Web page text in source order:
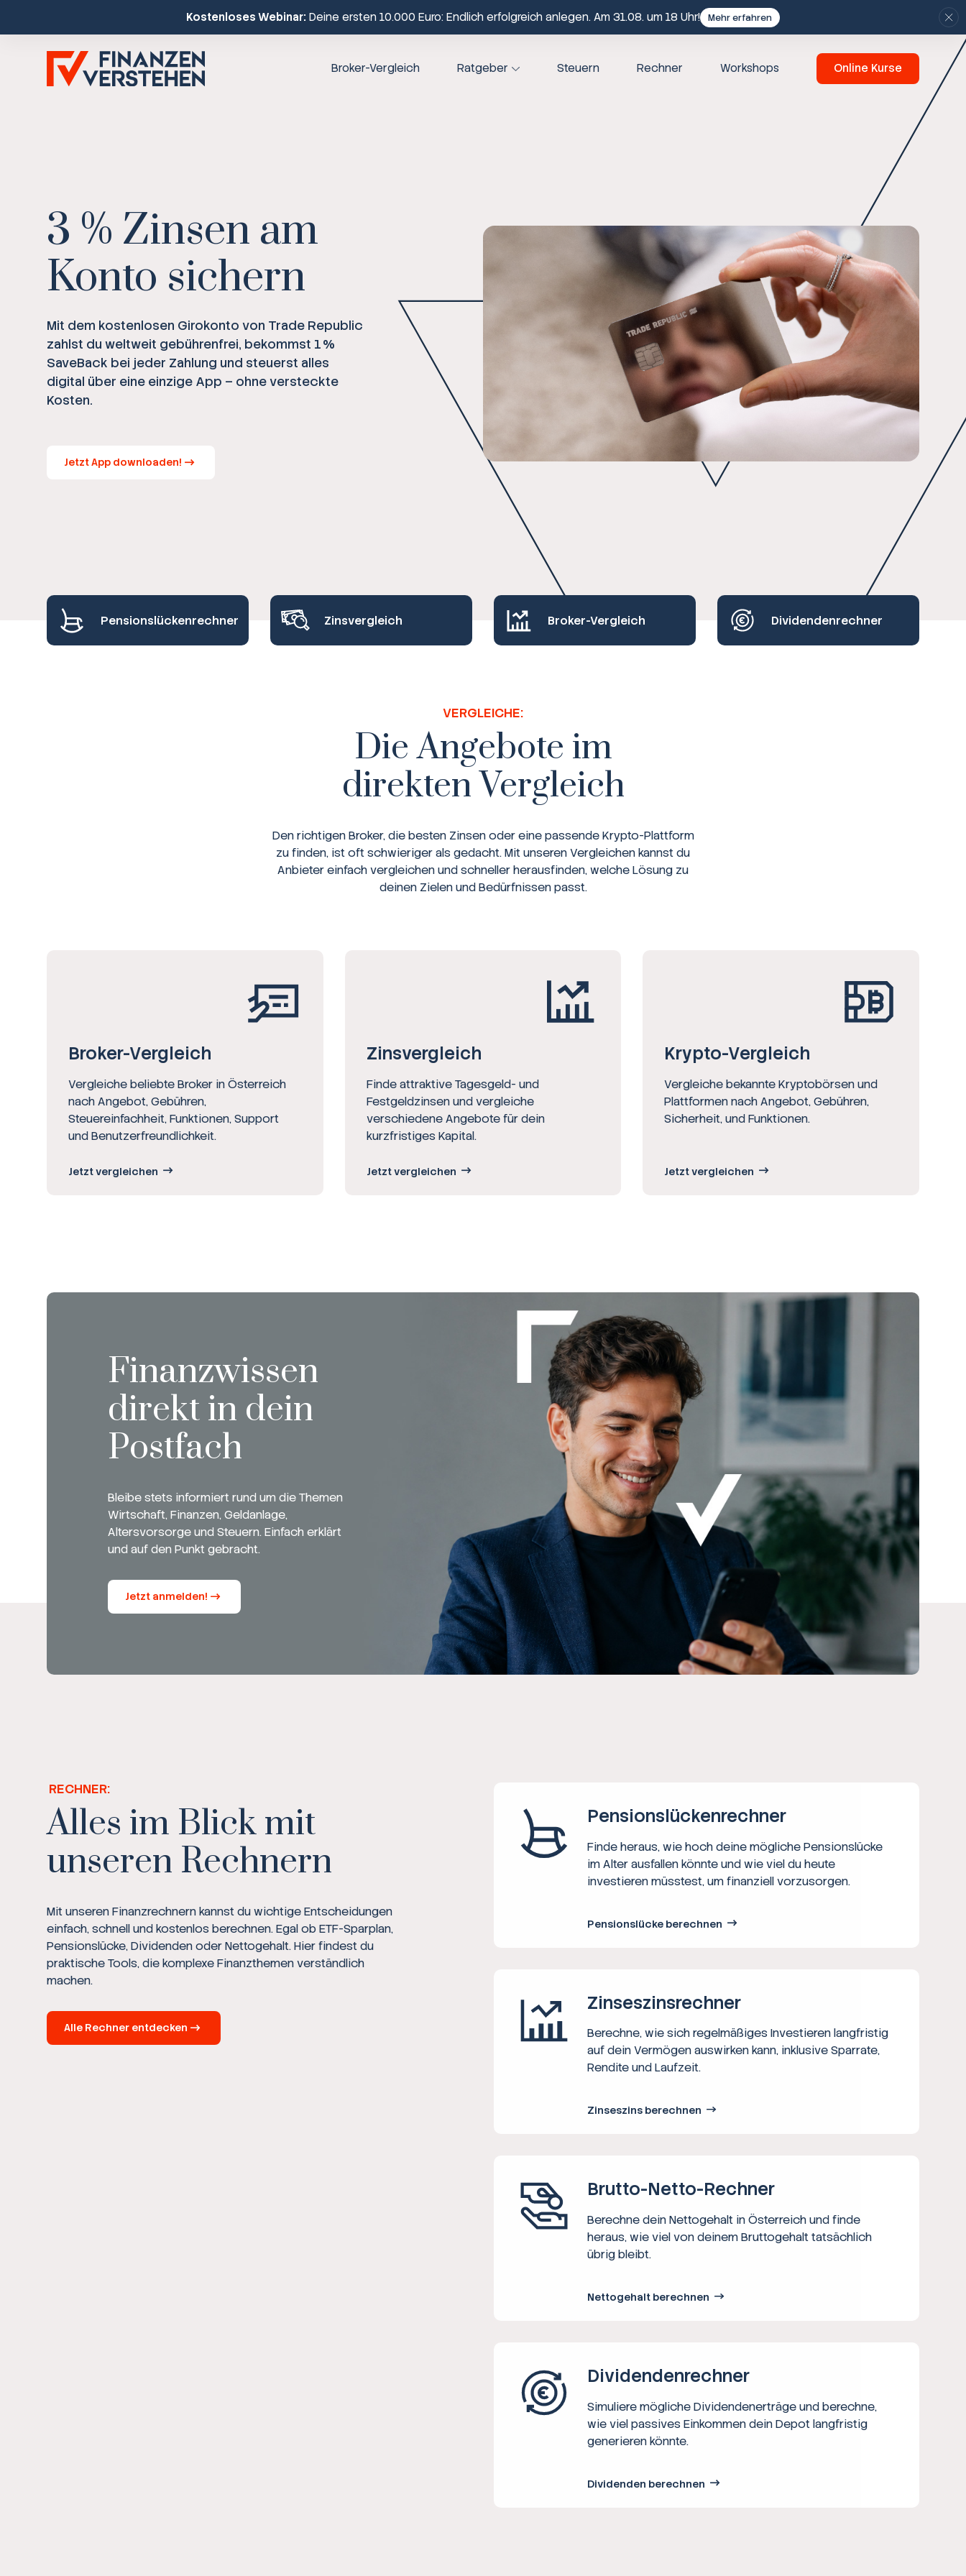
Kostenloses Webinar: Deine ersten 10.000 Euro: Endlich erfolgreich anlegen. Am 31.08. um 18 Uhr! Mehr erfahren
Broker-Vergleich Ratgeber Steuern Rechner Workshops Online Kurse
Broker-Vergleich
Zinsvergleich
Ratgeber
Steuern
3 % Zinsen am
Konto sichern
Mit dem kostenlosen Girokonto von Trade Republic
zahlst du weltweit gebührenfrei, bekommst 1 %
SaveBack bei jeder Zahlung und steuerst alles
digital über eine einzige App – ohne versteckte
Kosten.
Jetzt App downloaden!
Pensionslückenrechner Zinsvergleich Broker-Vergleich Dividendenrechner
VERGLEICHE:
Die Angebote im
direkten Vergleich
Den richtigen Broker, die besten Zinsen oder eine passende Krypto-Plattform
zu finden, ist oft schwieriger als gedacht. Mit unseren Vergleichen kannst du
Anbieter einfach vergleichen und schneller herausfinden, welche Lösung zu
deinen Zielen und Bedürfnissen passt.
Broker-Vergleich
Vergleiche beliebte Broker in Österreich
nach Angebot, Gebühren,
Steuereinfachheit, Funktionen, Support
und Benutzerfreundlichkeit.
Jetzt vergleichen
Zinsvergleich
Finde attraktive Tagesgeld- und
Festgeldzinsen und vergleiche
verschiedene Angebote für dein
kurzfristiges Kapital.
Jetzt vergleichen
Krypto-Vergleich
Vergleiche bekannte Kryptobörsen und
Plattformen nach Angebot, Gebühren,
Sicherheit, und Funktionen.
Jetzt vergleichen
Finanzwissen
direkt in dein
Postfach
Bleibe stets informiert rund um die Themen
Wirtschaft, Finanzen, Geldanlage,
Altersvorsorge und Steuern. Einfach erklärt
und auf den Punkt gebracht.
Jetzt anmelden!
RECHNER:
Alles im Blick mit
unseren Rechnern
Mit unseren Finanzrechnern kannst du wichtige Entscheidungen
einfach, schnell und kostenlos berechnen. Egal ob ETF-Sparplan,
Pensionslücke, Dividenden oder Nettogehalt. Hier findest du
praktische Tools, die komplexe Finanzthemen verständlich
machen.
Alle Rechner entdecken
Pensions­lücken­rechner
Finde heraus, wie hoch deine mögliche Pensionslücke
im Alter ausfallen könnte und wie viel du heute
investieren müsstest, um finanziell vorzusorgen.
Pensionslücke berechnen
Zinseszins­rechner
Berechne, wie sich regelmäßiges Investieren langfristig
auf dein Vermögen auswirken kann, inklusive Sparrate,
Rendite und Laufzeit.
Zinseszins berechnen
Brutto-Netto-­Rechner
Berechne dein Nettogehalt in Österreich und finde
heraus, wie viel von deinem Bruttogehalt tatsächlich
übrig bleibt.
Nettogehalt berechnen
Dividenden­rechner
Simuliere mögliche Dividendenerträge und berechne,
wie viel passives Einkommen dein Depot langfristig
generieren könnte.
Dividenden berechnen